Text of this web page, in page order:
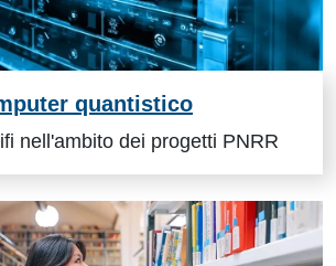
quantistico
nell'ambito dei progetti PNRR